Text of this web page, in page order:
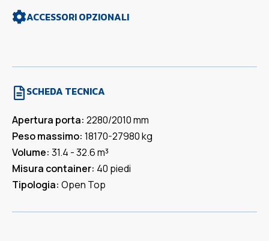
ACCESSORI OPZIONALI
SCHEDA TECNICA
Apertura porta: 2280/2010 mm
Peso massimo: 18170-27980 kg
Volume: 31.4 - 32.6 m³
Misura container: 40 piedi
Tipologia: Open Top